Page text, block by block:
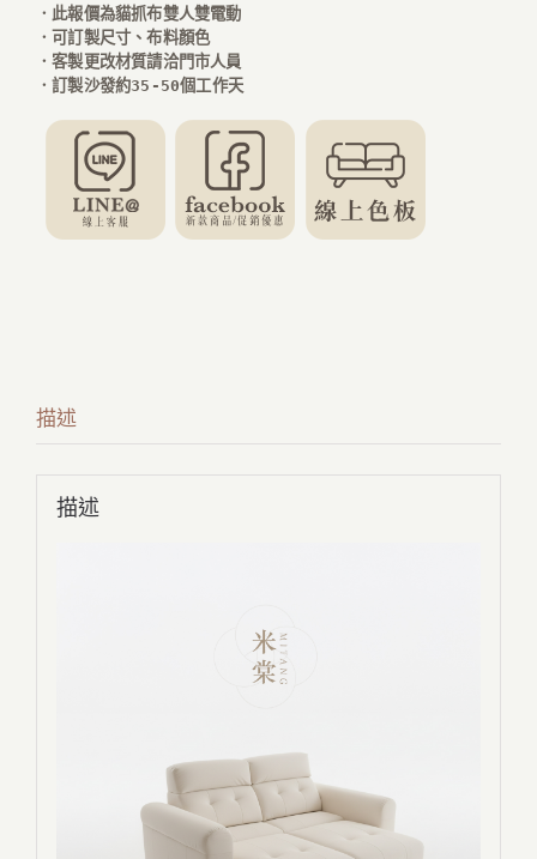
．此報價為貓抓布雙人雙電動
．可訂製尺寸、布料顏色
．客製更改材質請洽門市人員
．訂製沙發約35-50個工作天
描述
描述